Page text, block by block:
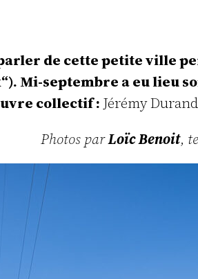
de cette petite ville
Mi-septembre a eu lieu
collectif : Jérémy
Photos parLoïc Benoit,